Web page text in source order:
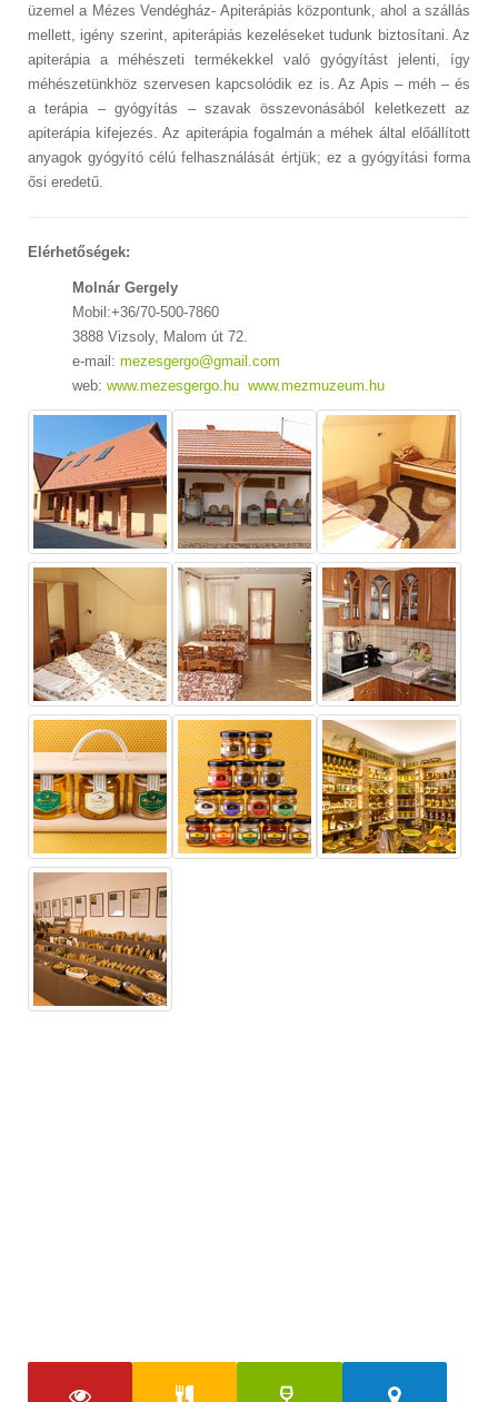
üzemel a Mézes Vendégház- Apiterápiás központunk, ahol a szállás
mellett, igény szerint, apiterápiás kezeléseket tudunk biztosítani. Az
apiterápia a méhészeti termékekkel való gyógyítást jelenti, így
méhészetünkhöz szervesen kapcsolódik ez is. Az Apis – méh – és
a terápia – gyógyítás – szavak összevonásából keletkezett az
apiterápia kifejezés. Az apiterápia fogalmán a méhek által előállított
anyagok gyógyító célú felhasználását értjük; ez a gyógyítási forma
ősi eredetű.
Elérhetőségek:
Molnár Gergely
Mobil:+36/70-500-7860
3888 Vizsoly, Malom út 72.
e-mail: mezesgergo@gmail.com
web: www.mezesgergo.hu www.mezmuzeum.hu